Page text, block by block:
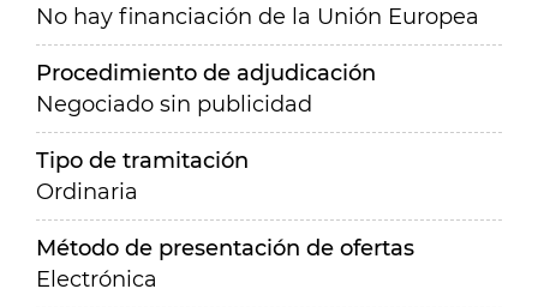
No hay financiación de la Unión Europea
Procedimiento de adjudicación
Negociado sin publicidad
Tipo de tramitación
Ordinaria
Método de presentación de ofertas
Electrónica